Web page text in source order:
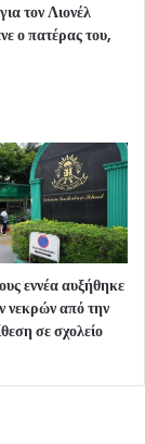
τον Λιονέλ
ο πατέρας του,
εννέα αυξήθηκε
νεκρών από την
σε σχολείο